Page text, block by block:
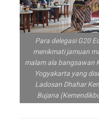
Para delegasi G20
menikmati jamuan
malam ala bangsawan
Yogyakarta yang
Ladosan Dhahar
Bujana